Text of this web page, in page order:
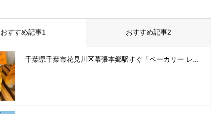
おすすめ記事1 おすすめ記事2
千葉県千葉市花見川区幕張本郷駅すぐ「ベーカリー レ...